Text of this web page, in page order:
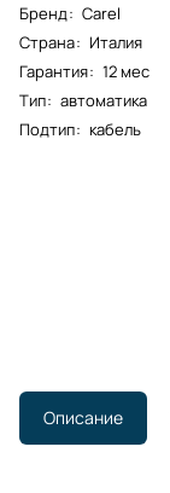
Бренд: Carel
Страна: Италия
Гарантия: 12 мес
Тип: автоматика
Подтип: кабель
Описание